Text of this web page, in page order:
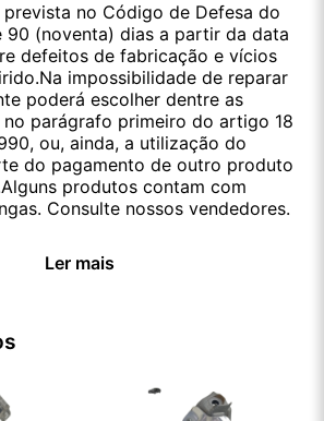
prevista no Código de Defesa do
90 (noventa) dias a partir da data
defeitos de fabricação e vícios
impossibilidade de reparar
poderá escolher dentre as
parágrafo primeiro do artigo 18
ou, ainda, a utilização do
do pagamento de outro produto
produtos contam com
Consulte nossos vendedores.
Ler mais